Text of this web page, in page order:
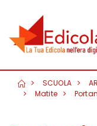
SCUOLA
Matite